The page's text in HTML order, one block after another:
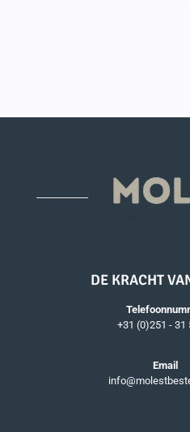
DE KRACHT
+31 (0)251 - 31
Email